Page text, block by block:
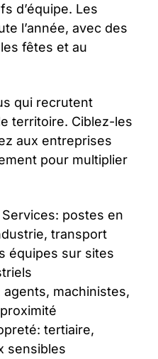
d’équipe. Les
l’année, avec des
fêtes et au
qui recrutent
territoire. Ciblez-les
aux entreprises
pour multiplier
postes en
transport
équipes sur sites
machinistes,
tertiaire,
sensibles